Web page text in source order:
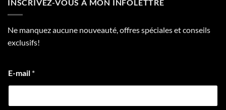
INSCRIVEZ-VOUS À MON INFOLETTRE
Ne manquez aucune nouveauté, offres spéciales et conseils
exclusifs!
E-mail *